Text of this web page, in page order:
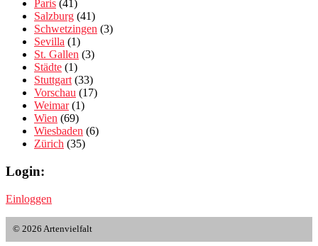
Paris (41)
Salzburg (41)
Schwetzingen (3)
Sevilla (1)
St. Gallen (3)
Städte (1)
Stuttgart (33)
Vorschau (17)
Weimar(1)
Wien (69)
Wiesbaden (6)
Zürich (35)
Login:
Einloggen
© 2026 Artenvielfalt